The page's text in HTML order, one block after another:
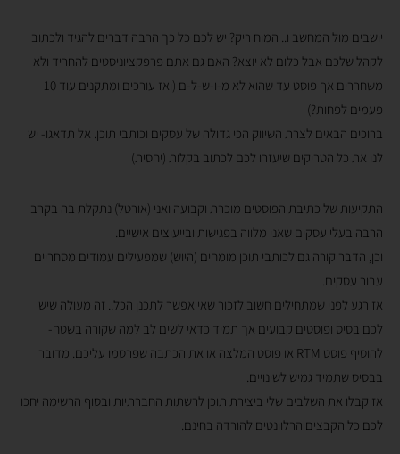
יושבים מול המחשב ו.. המוח ריק? יש לכם כל כך הרבה דברים להגיד ולכתוב
לקהל שלכם אבל כלום לא יוצא? האם גם אתם פרפקציוניסטים להחריד ולא
משחררים אף פוסט עד שהוא לא מ-ו-ש-ל-ם (ואז עורכים ומתקנים עוד 10
פעמים לפחות?)
ברוכים הבאים לצרת השיווק הכי גדולה של עסקים וכותבי תוכן. אל תדאגו- יש
לנו את כל הטריקים שיעזרו לכם לכתוב בקלות (יחסית)
התקיעות של כתיבת הפוסטים מוכרת וקבועה ואני (אורטל) נתקלת בה בקרב
הרבה בעלי עסקים שאני מלווה בפגישות ובייעוצים אישיים.
וכן, הדבר קורה גם לכותבי תוכן מומחים (היוש) שמפעילים עמודים מסחריים
עבור עסקים.
אז רגע לפני שמתחילים חשוב לזכור שאי אפשר לתכנן הכל.. זה מעולה שיש
לכם בסיס ופוסטים קבועים אך תמיד כדאי לשים לב למה שקורה בשטח-
להוסיף פוסט RTM או פוסט המלצה או את הכתבה שפרסמו עליכם. מדובר
בבסיס שתמיד גמיש לשינויים.
אז קבלו את השלבים שלי ביצירת תוכן לרשתות החברתיות ובסוף הרשימה יחכו
לכם כל הקבצים הרלוונטים להורדה בחינם.